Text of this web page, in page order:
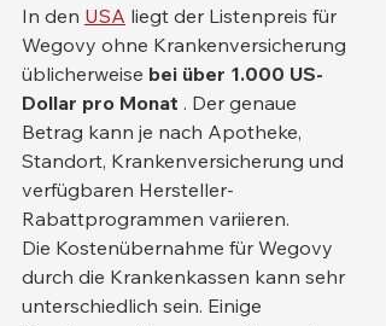
In den USA liegt der Listenpreis für
Wegovy ohne Krankenversicherung
üblicherweise bei über 1.000 US-
Dollar pro Monat . Der genaue
Betrag kann je nach Apotheke,
Standort, Krankenversicherung und
verfügbaren Hersteller-
Rabattprogrammen variieren.
Die Kostenübernahme für Wegovy
durch die Krankenkassen kann sehr
unterschiedlich sein. Einige